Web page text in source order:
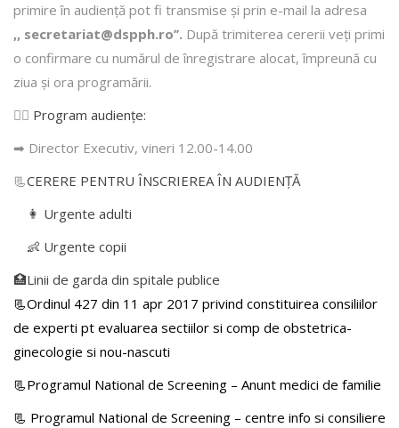
primire în audienţă pot fi transmise şi prin e-mail la adresa
,, secretariat@dspph.ro’’. După trimiterea cererii veţi primi
o confirmare cu numărul de înregistrare alocat, împreună cu
ziua şi ora programării.
👩‍⚕️ Program audiențe:
➡ Director Executiv, vineri 12.00-14.00
📃CERERE PENTRU ÎNSCRIEREA ÎN AUDIENŢĂ
👩 Urgente adulti
👶 Urgente copii
🏥Linii de garda din spitale publice
📃Ordinul 427 din 11 apr 2017 privind constituirea consiliilor
de experti pt evaluarea sectiilor si comp de obstetrica-
ginecologie si nou-nascuti
📃Programul National de Screening – Anunt medici de familie
📃 Programul National de Screening – centre info si consiliere